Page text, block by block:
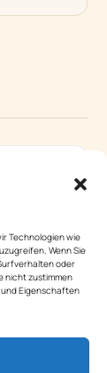
Technologien wie
Wenn Sie
oder
nicht zustimmen
Eigenschaften
und
＋